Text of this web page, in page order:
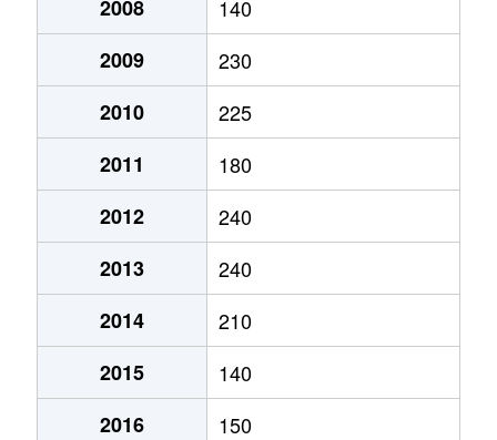
2008
140
2009
230
2010
225
2011
180
2012
240
2013
240
2014
210
2015
140
2016
150